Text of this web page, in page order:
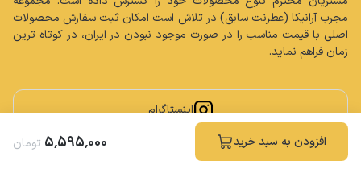
افزودن به سبد خرید ۵٬۵۹۵٬۰۰۰ تومان
زمان فراهم نماید.
اینستاگرام
کلیه حقوق مادی و معنوی این سایت محفوظ و متعلق به فروشگاه آرانیکا می باشد.